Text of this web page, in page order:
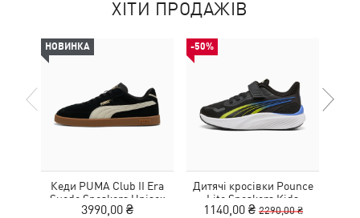
ХІТИ ПРОДАЖІВ
НОВИНКА
Кеди PUMA Club II Era
Suede Sneakers Unisex
3990,00 ₴
-50%
Дитячі кросівки Pounce
Lite Sneakers Kids
1140,00 ₴ 2290,00 ₴